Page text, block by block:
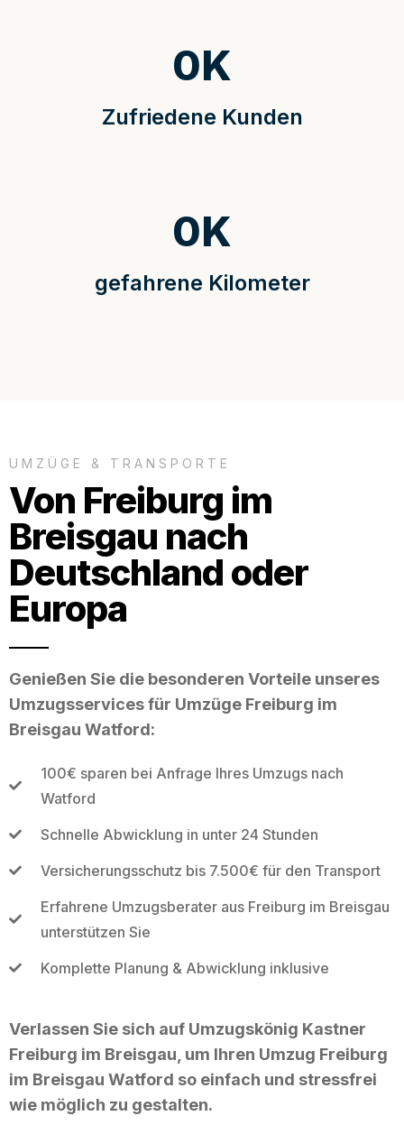
Zufriedene Kunden
0K
gefahrene Kilometer
0K
UMZÜGE & TRANSPORTE
Von Freiburg im
Breisgau nach
Deutschland oder
Europa
Genießen Sie die besonderen Vorteile unseres
Umzugsservices für Umzüge Freiburg im
Breisgau Watford:
100€ sparen bei Anfrage Ihres Umzugs nach
Watford
Schnelle Abwicklung in unter 24 Stunden
Versicherungsschutz bis 7.500€ für den Transport
Erfahrene Umzugsberater aus Freiburg im Breisgau
unterstützen Sie
Komplette Planung & Abwicklung inklusive
Verlassen Sie sich auf Umzugskönig Kastner
Freiburg im Breisgau, um Ihren Umzug Freiburg
im Breisgau Watford so einfach und stressfrei
wie möglich zu gestalten.